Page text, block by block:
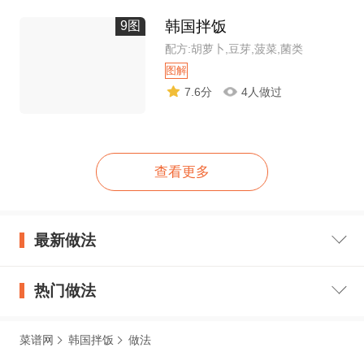
9图 韩国拌饭
配方:胡萝卜,豆芽,菠菜,菌类
图解
7.6分 4人做过
查看更多
最新做法
热门做法
菜谱网 韩国拌饭 做法